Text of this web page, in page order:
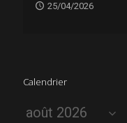
25/04/2026
Calendrier